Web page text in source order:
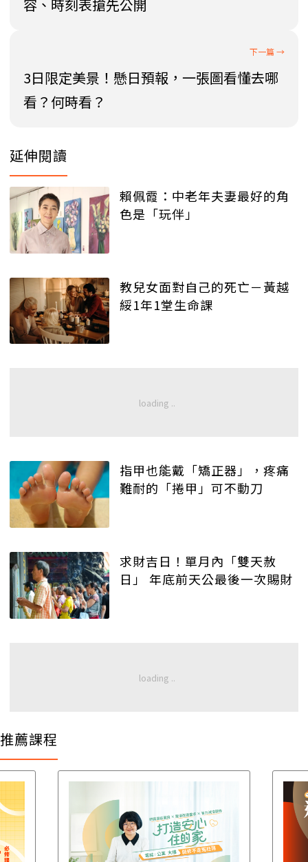
容、時刻表搶先公開
3日限定美景！懸日預報，一張圖看懂去哪
看？何時看？
延伸閱讀
賴佩霞：中老年夫妻最好的角
色是「玩伴」
教兒女面對自己的死亡－黃越
綏1年1堂生命課
指甲也能戴「矯正器」，疼痛
難耐的「捲甲」可不動刀
求財吉日！單月內「雙天赦
日」 年底前天公最後一次賜財
推薦課程